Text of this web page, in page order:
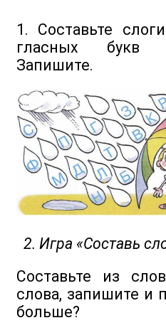
1. Составьте
гласных букв
Запишите.
2. Игра «Составь
Составьте из
слова, запишите и
больше?